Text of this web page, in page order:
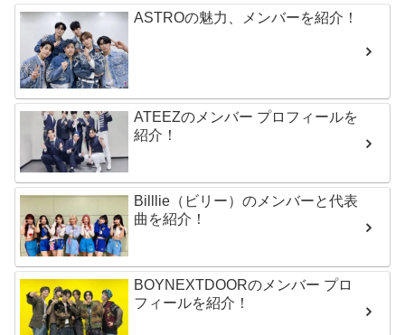
ASTROの魅力、メンバーを紹介！
ATEEZのメンバー プロフィールを
紹介！
Billlie（ビリー）のメンバーと代表
曲を紹介！
BOYNEXTDOORのメンバー プロ
フィールを紹介！